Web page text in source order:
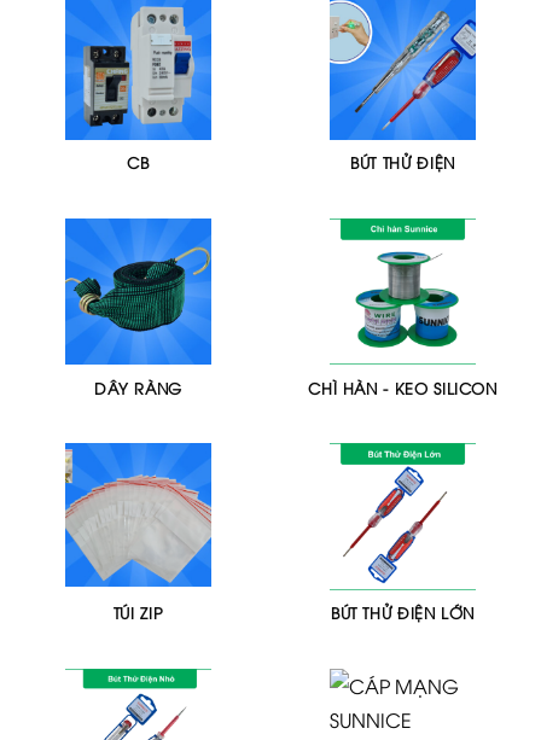
CB BÚT THỬ ĐIỆN
DÂY RÀNG CHÌ HÀN - KEO SILICON
TÚI ZIP BÚT THỬ ĐIỆN LỚN